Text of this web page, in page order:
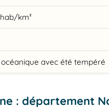
km²
avec été tempéré
: département